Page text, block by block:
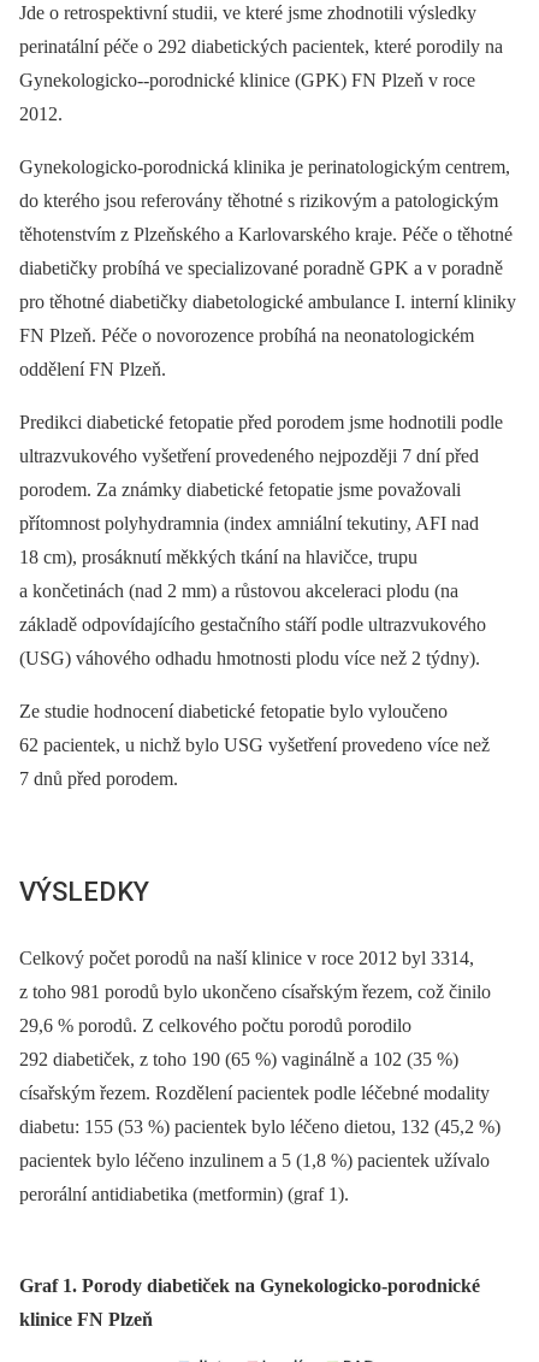
Jde o retrospektivní studii, ve které jsme zhodnotili výsledky
perinatální péče o 292 diabetických pacientek, které porodily na
Gynekologicko--porodnické klinice (GPK) FN Plzeň v roce
2012.
Gynekologicko-porodnická klinika je perinatologickým centrem,
do kterého jsou referovány těhotné s rizikovým a patologickým
těhotenstvím z Plzeňského a Karlovarského kraje. Péče o těhotné
diabetičky probíhá ve specializované poradně GPK a v poradně
pro těhotné diabetičky diabetologické ambulance I. interní kliniky
FN Plzeň. Péče o novorozence probíhá na neonatologickém
oddělení FN Plzeň.
Predikci diabetické fetopatie před porodem jsme hodnotili podle
ultrazvukového vyšetření provedeného nejpozději 7 dní před
porodem. Za známky diabetické fetopatie jsme považovali
přítomnost polyhydramnia (index amniální tekutiny, AFI nad
18 cm), prosáknutí měkkých tkání na hlavičce, trupu
a končetinách (nad 2 mm) a růstovou akceleraci plodu (na
základě odpovídajícího gestačního stáří podle ultrazvukového
(USG) váhového odhadu hmotnosti plodu více než 2 týdny).
Ze studie hodnocení diabetické fetopatie bylo vyloučeno
62 pacientek, u nichž bylo USG vyšetření provedeno více než
7 dnů před porodem.
VÝSLEDKY
Celkový počet porodů na naší klinice v roce 2012 byl 3314,
z toho 981 porodů bylo ukončeno císařským řezem, což činilo
29,6 % porodů. Z celkového počtu porodů porodilo
292 diabetiček, z toho 190 (65 %) vaginálně a 102 (35 %)
císařským řezem. Rozdělení pacientek podle léčebné modality
diabetu: 155 (53 %) pacientek bylo léčeno dietou, 132 (45,2 %)
pacientek bylo léčeno inzulinem a 5 (1,8 %) pacientek užívalo
perorální antidiabetika (metformin) (graf 1).
Graf 1. Porody diabetiček na Gynekologicko-porodnické
klinice FN Plzeň